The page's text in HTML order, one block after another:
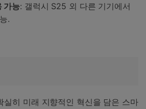
가능: 갤럭시 S25 외 다른 기기에서
.
실히 미래 지향적인 혁신을 담은 스마